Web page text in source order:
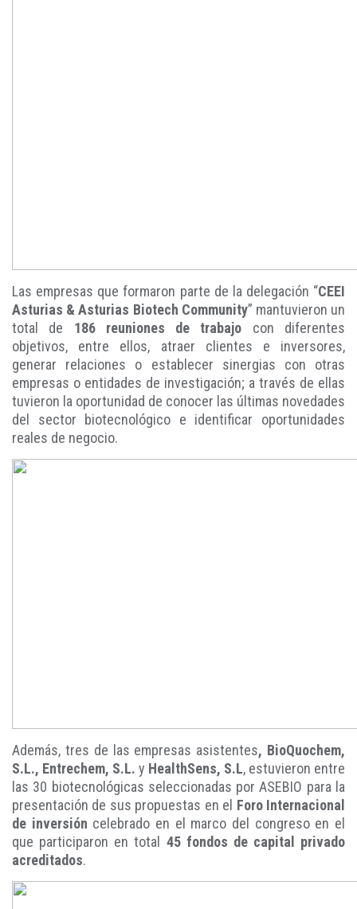
Las empresas que formaron parte de la delegación “CEEI
Asturias & Asturias Biotech Community” mantuvieron un
total de 186 reuniones de trabajo con diferentes
objetivos, entre ellos, atraer clientes e inversores,
generar relaciones o establecer sinergias con otras
empresas o entidades de investigación; a través de ellas
tuvieron la oportunidad de conocer las últimas novedades
del sector biotecnológico e identificar oportunidades
reales de negocio.
Además, tres de las empresas asistentes, BioQuochem,
S.L., Entrechem, S.L. y HealthSens, S.L, estuvieron entre
las 30 biotecnológicas seleccionadas por ASEBIO para la
presentación de sus propuestas en el Foro Internacional
de inversión celebrado en el marco del congreso en el
que participaron en total 45 fondos de capital privado
acreditados.